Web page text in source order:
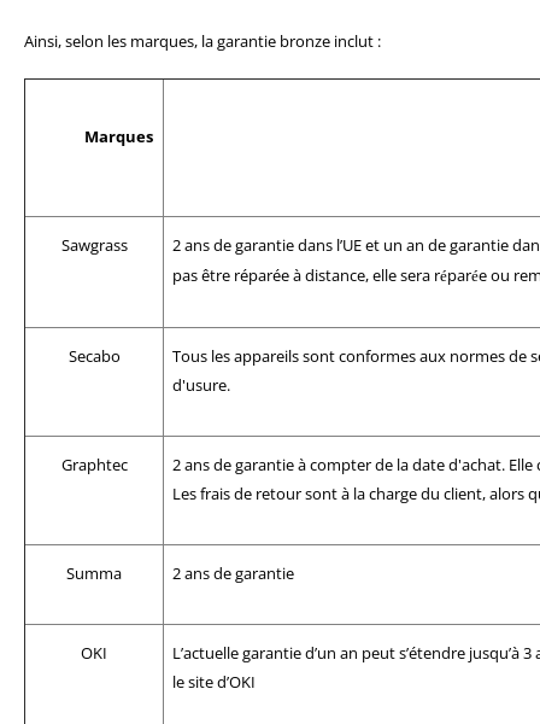
Ainsi, selon les marques, la garantie bronze inclut :
Marques
Sawgrass
2 ans de garantie dans l’UE et un an de garantie
pas être réparée à distance, elle seraréparée ou
Secabo
Tous les appareils sont conformes aux normes de
d'usure.
Graphtec 2 ans de garantie à compter de la date d'achat. Elle
Les frais de retour sont à la charge du client, alors
Summa 2 ans de garantie
OKI
L’actuelle garantie d’un an peut s’étendre
le site d’OKI